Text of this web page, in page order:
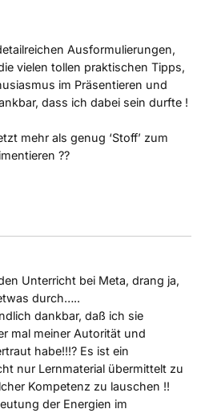
Ausformulierungen,
vielen tollen praktischen Tipps,
im Präsentieren und
dass ich dabei sein durfte !
mehr als genug ‘Stoff’ zum
??
Unterricht bei Meta, drang ja,
durch…..
dankbar, daß ich sie
mal meiner Autorität und
habe!!!? Es ist ein
nur Lernmaterial übermittelt zu
Kompetenz zu lauschen !!
der Energien im